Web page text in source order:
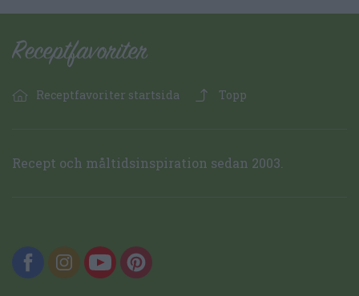
Receptfavoriter startsida Topp
Recept och måltidsinspiration sedan 2003.